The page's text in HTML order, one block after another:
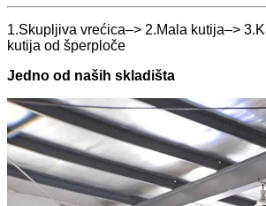
1.Skupljiva vrećica–> 2.Mala kutija–>
kutija od šperploče
Jedno od naših skladišta